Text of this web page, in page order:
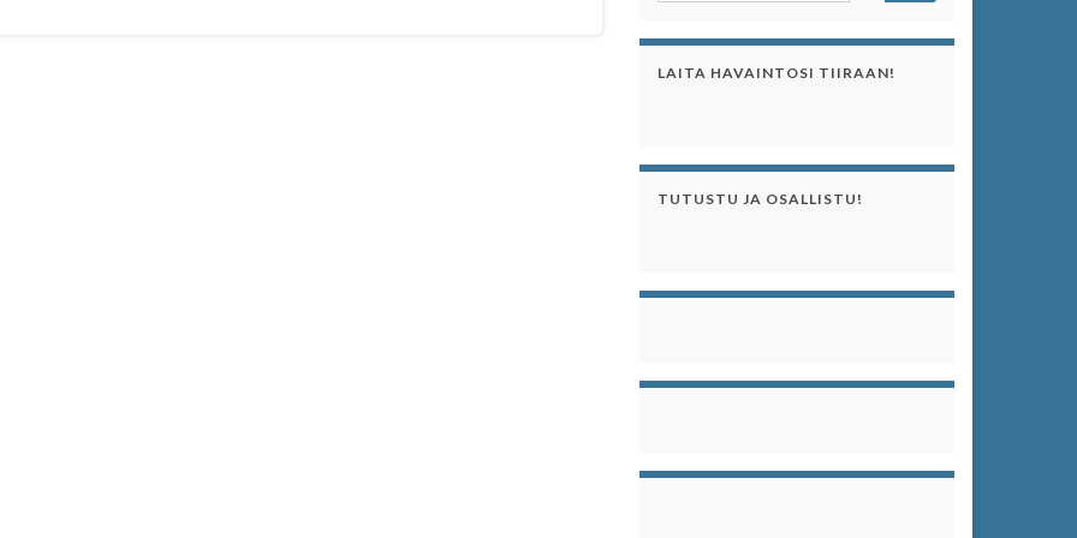
LAITA HAVAINTOSI TIIRAAN!
TUTUSTU JA OSALLISTU!